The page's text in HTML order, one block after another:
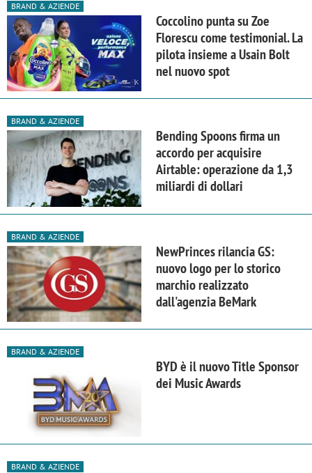
BRAND & AZIENDE
Coccolino punta su Zoe
Florescu come testimonial. La
pilota insieme a Usain Bolt
nel nuovo spot
BRAND & AZIENDE
Bending Spoons firma un
accordo per acquisire
Airtable: operazione da 1,3
miliardi di dollari
BRAND & AZIENDE
NewPrinces rilancia GS:
nuovo logo per lo storico
marchio realizzato
dall'agenzia BeMark
BRAND & AZIENDE
BYD è il nuovo Title Sponsor
dei Music Awards
BRAND & AZIENDE